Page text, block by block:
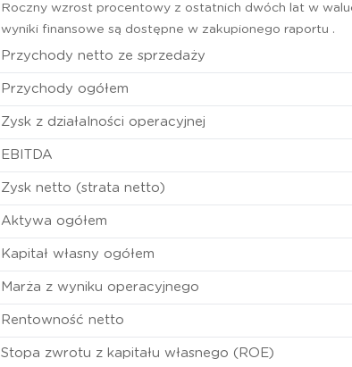
Roczny wzrost procentowy z ostatnich dwóch lat w
wyniki finansowe są dostępne w zakupionego raportu .
Przychody netto ze sprzedaży
Przychody ogółem
Zysk z działalności operacyjnej
EBITDA
Zysk netto (strata netto)
Aktywa ogółem
Kapitał własny ogółem
Marża z wyniku operacyjnego
Rentowność netto
Stopa zwrotu z kapitału własnego (ROE)